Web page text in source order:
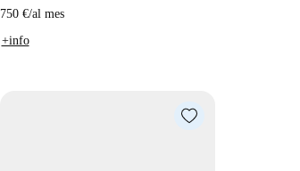
750 €/al mes
+info